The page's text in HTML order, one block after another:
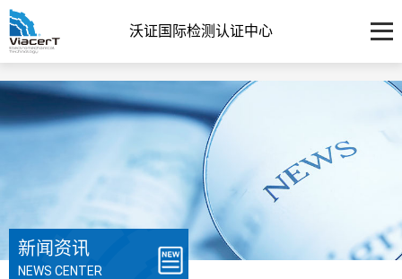
沃证国际检测认证中心
新闻资讯
NEWS CENTER